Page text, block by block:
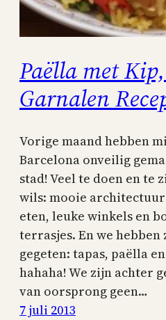
Paëlla met
Garnalen
Vorige maand hebben
Barcelona onveilig
stad! Veel te doen en te
wils: mooie
eten, leuke winkels en
terrasjes. En we
gegeten: tapas, paëlla
hahaha! We zijn achter
van oorsprong geen…
7 juli 2013